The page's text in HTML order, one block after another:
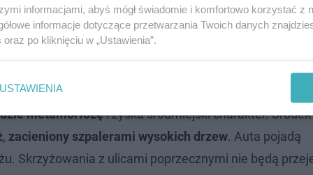
Kruczej wskazany zostanie również projektant
Okrzei (na całej długości), Chodeckiej (na odcinku
(droga dla rowerów między al. Jana Pawła II a
metamorfozęi zyska śródmiejski charakter.
, zacieniony szpalerami wysokich drzew. Auta pojadą
Skrzyżowania z ulicami poprzecznymi nie będą
informacjami, abyś mógł świadomie i komfortowo korzystać z
informacje dotyczące przetwarzania Twoich danych
oraz po kliknięciu w „Ustawienia”.
USTAWIENIA